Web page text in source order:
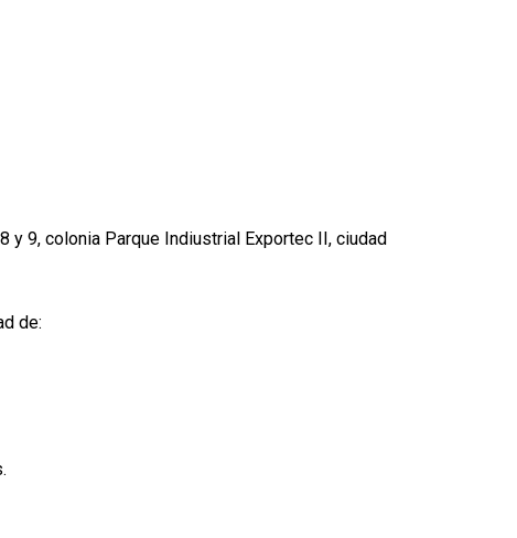
y 9, colonia Parque Indiustrial Exportec II, ciudad
de: